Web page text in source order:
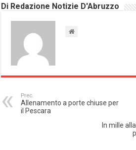
Di Redazione Notizie D'Abruzzo
Prec.
Allenamento a porte chiuse per
il Pescara
In mille